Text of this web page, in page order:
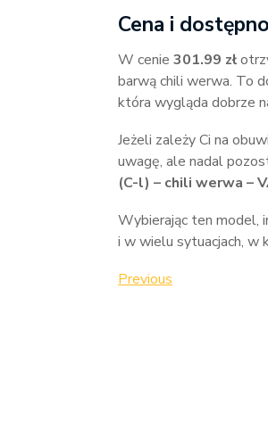
Cena i
W cenie 301.99 zł
barwą chili werwa. To
która wygląda dobrze
Jeżeli zależy Ci na
uwagę, ale nadal
(C-l) – chili werwa –
Wybierając ten model,
i w wielu sytuacjach, w
Nawigacja
Previous
Previous